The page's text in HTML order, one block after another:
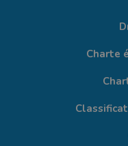
Charte